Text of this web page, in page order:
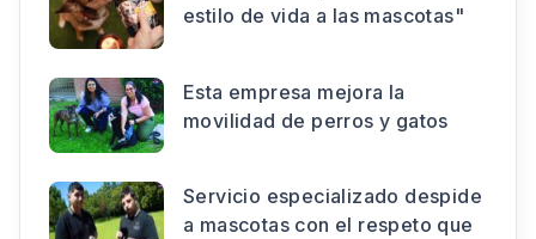
estilo de vida a las mascotas"
Esta empresa mejora la
movilidad de perros y gatos
Servicio especializado despide
a mascotas con el respeto que